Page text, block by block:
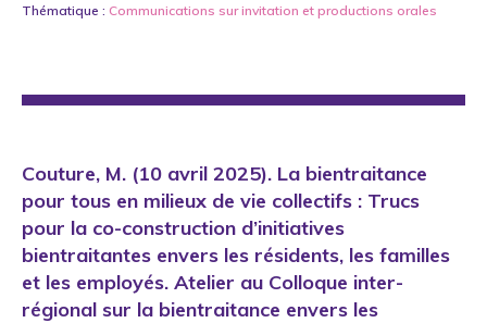
Thématique : Communications sur invitation et productions orales
Couture, M. (10 avril 2025). La bientraitance
pour tous en milieux de vie collectifs : Trucs
pour la co-construction d’initiatives
bientraitantes envers les résidents, les familles
et les employés. Atelier au Colloque inter-
régional sur la bientraitance envers les